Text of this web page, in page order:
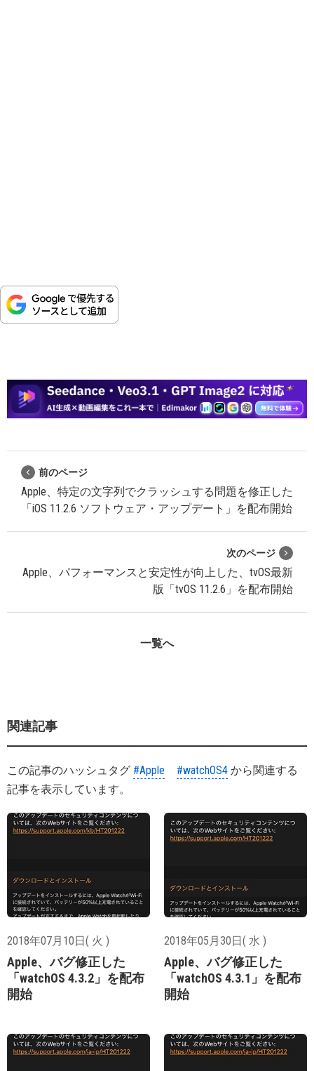
前のページ
Apple、特定の文字列でクラッシュする問題を修正した
「iOS 11.2.6 ソフトウェア・アップデート」を配布開始
次のページ
Apple、パフォーマンスと安定性が向上した、tvOS最新
版「tvOS 11.2.6」を配布開始
一覧へ
関連記事
この記事のハッシュタグ #Apple #watchOS4 から関連する
記事を表示しています。
2018年07月10日( 火 )
Apple、バグ修正した
「watchOS 4.3.2」を配布
開始
2018年05月30日( 水 )
Apple、バグ修正した
「watchOS 4.3.1」を配布
開始